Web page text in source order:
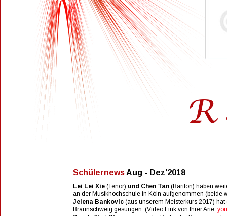
R
Schülernews Aug - Dez’2018
Lei Lei Xie (Tenor) und Chen Tan (Bariton) haben
an der Musikhochschule in Köln aufgenommen (beide
Jelena Bankovic (aus unserem Meisterkurs 2017)
Braunschweig gesungen. (Video Link von Ihrer Arie: